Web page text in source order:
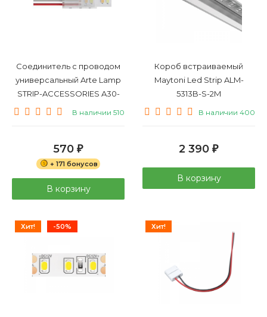
Соединитель с проводом
универсальный Arte Lamp
STRIP-ACCESSORIES A30-
10-MIX
В наличии 510
570 ₽
+ 171 бонусов
В корзину
Короб встраиваемый
Maytoni Led Strip ALM-
5313B-S-2M
В наличии 400
2 390 ₽
В корзину
Хит! -50% Хит!